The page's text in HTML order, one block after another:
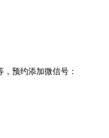
预约添加微信号：